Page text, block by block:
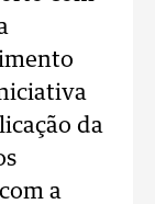
da
a